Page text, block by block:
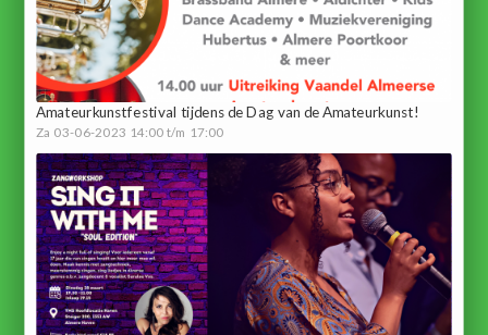
Amateurkunstfestival tijdens de Dag van de Amateurkunst!
Za 03-06-2023 14:00 t/m 17:00